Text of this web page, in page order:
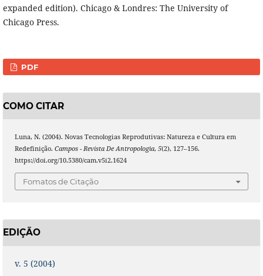
expanded edition). Chicago & Londres: The University of
Chicago Press.
PDF
COMO CITAR
Luna, N. (2004). Novas Tecnologias Reprodutivas: Natureza e Cultura em
Redefinição. Campos - Revista De Antropologia, 5(2), 127–156.
https://doi.org/10.5380/cam.v5i2.1624
Fomatos de Citação
EDIÇÃO
v. 5 (2004)